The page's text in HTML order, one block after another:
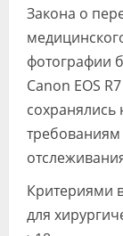
Закона о
фотографии
Canon EOS
сохранялись
Критериями
для